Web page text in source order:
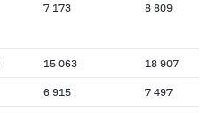
7 173 8 809
15 063 18 907
6 915 7 497